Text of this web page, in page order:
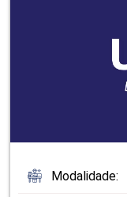
Modalidade: